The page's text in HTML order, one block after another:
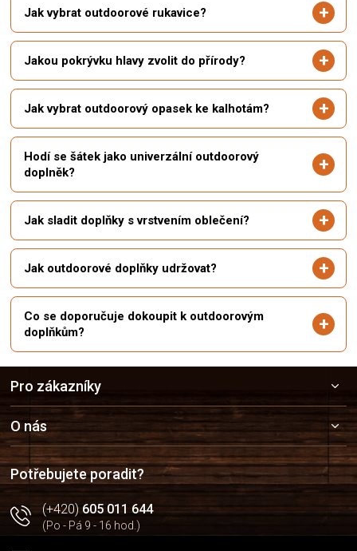
Jak vybrat outdoorové rukavice?
Jakou pokrývku hlavy zvolit do přírody?
Jak vybrat outdoorový opasek ke kalhotám?
Hodí se šátek jako univerzální outdoorový
doplněk?
Jak sladit doplňky s vrstvením oblečení?
Jak outdoorové doplňky udržovat?
Co se doporučuje dokoupit k outdoorovým
doplňkům?
a
t
í
Pro zákazníky
O nás
Potřebujete poradit?
(+420)605 011 644
(Po - Pá 9 - 16 hod.)